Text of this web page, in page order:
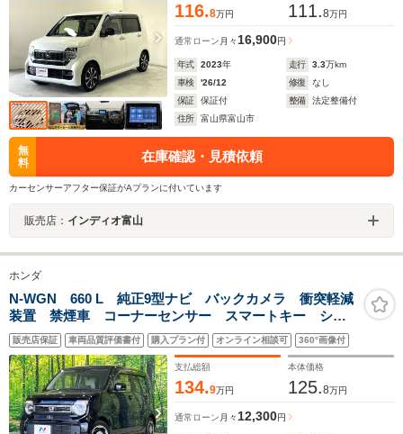
116.8万円 111.8万円
通常ローン 月々 16,900円
年式 2023年 走行 3.3万km
車検
'26/12 修復
なし
保証
保証付 整備
法定整備付
住所
富山県富山市
無
料
在庫確認・見積依頼
カーセンサーアフター保証がAプランに付いています
販売店： インディオ富山
ホンダ
N-WGN 660 L 純正9型ナビ バックカメラ 衝突軽減
装置 禁煙車 コーナーセンサー スマートキー シー
トヒーター LEDヘッド ETC オートハイビーム 車
線逸脱警報 誤発進抑制機能 オートライト オートエ
アコン
販売店保証 車両品質評価書付 購入プラン付 オンライン相談可 360°画像付
支払総額
134.9万円
本体価格
125.8万円
通常ローン 月々 12,300円